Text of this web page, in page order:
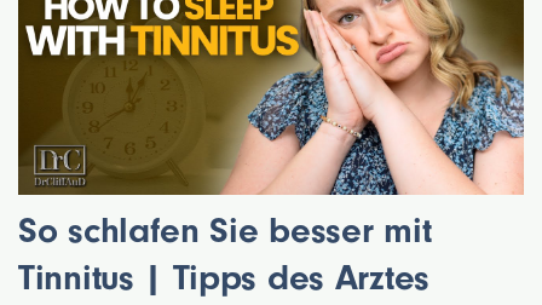
So schlafen Sie besser mit
Tinnitus | Tipps des Arztes